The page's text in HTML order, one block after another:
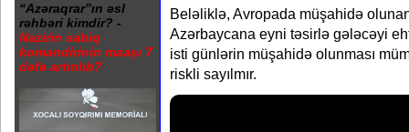
“Azəraqrar”ın əsl
rəhbəri kimdir? -
Nazirin sabiq
komandirinin maaşı 7
dəfə artırılıb?
Beləliklə, Avropada müşahidə
Azərbaycana eyni təsirlə gələcəyi
isti günlərin müşahidə olunması
riskli sayılmır.